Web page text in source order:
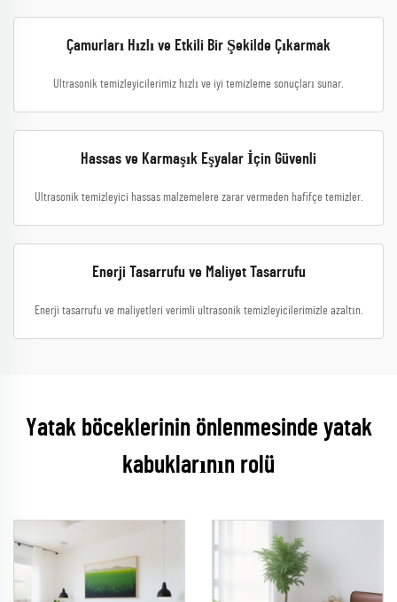
Çamurları Hızlı ve Etkili Bir Şekilde Çıkarmak
Ultrasonik temizleyicilerimiz hızlı ve iyi temizleme sonuçları sunar.
Hassas ve Karmaşık Eşyalar İçin Güvenli
Ultrasonik temizleyici hassas malzemelere zarar vermeden hafifçe temizler.
Enerji Tasarrufu ve Maliyet Tasarrufu
Enerji tasarrufu ve maliyetleri verimli ultrasonik temizleyicilerimizle azaltın.
Yatak böceklerinin önlenmesinde yatak
kabuklarının rolü